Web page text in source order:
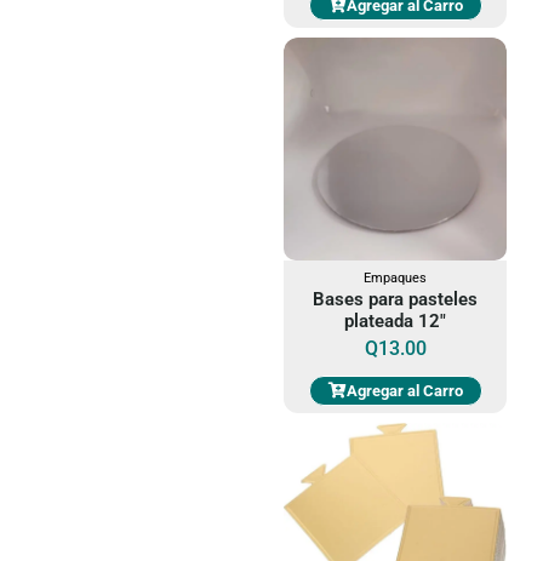
Agregar al Carro
Empaques
Bases para pasteles
plateada 12"
Q13.00
Agregar al Carro